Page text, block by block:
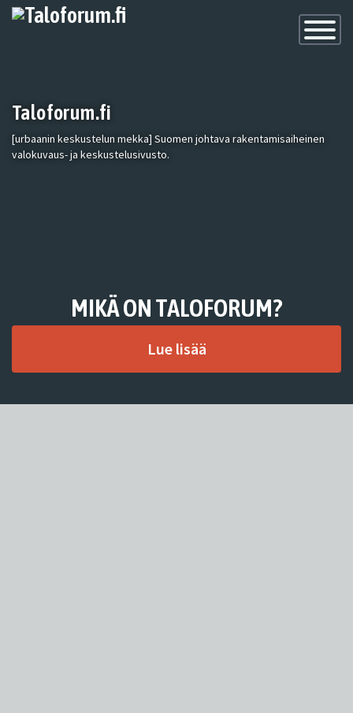
Toggle
Taloforum.fi
[urbaanin keskustelun mekka] Suomen johtava rakentamisaiheinen
valokuvaus- ja keskustelusivusto.
MIKÄ ON TALOFORUM?
Lue lisää